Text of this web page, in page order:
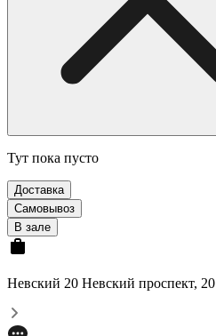
Тут пока пусто
Доставка
Самовывоз
В зале
Невский 20 Невский проспект, 20